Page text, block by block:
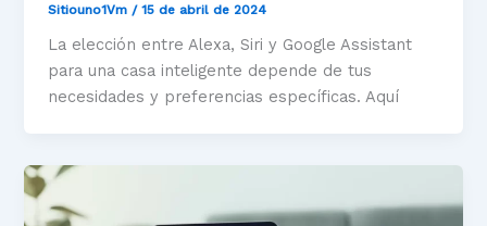
Sitiouno1Vm /15 de abril de 2024
La elección entre Alexa, Siri y Google Assistant
para una casa inteligente depende de tus
necesidades y preferencias específicas. Aquí